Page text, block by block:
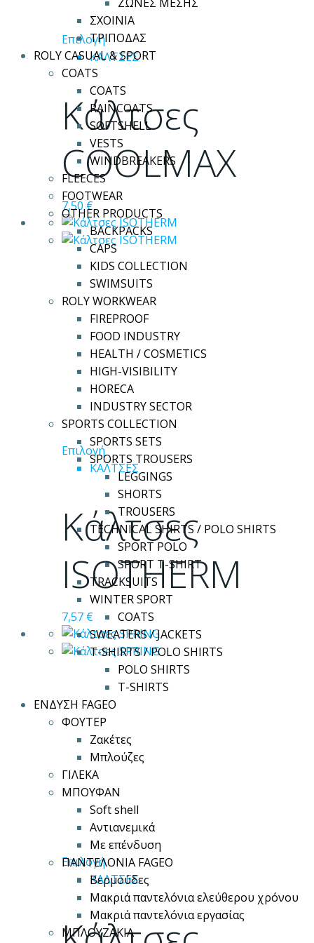
ΖΩΝΕΣ ΜΕΣΗΣ
ΣΧΟΙΝΙΑ
ΤΡΙΠΟΔΑΣ
ROLY CASUAL & SPORT
COATS
COATS
RAINCOATS
SOFTSHELL
VESTS
WINDBREAKERS
FLEECES
FOOTWEAR
OTHER PRODUCTS
BACKPACKS
CAPS
KIDS COLLECTION
SWIMSUITS
ROLY WORKWEAR
FIREPROOF
FOOD INDUSTRY
HEALTH / COSMETICS
HIGH-VISIBILITY
HORECA
INDUSTRY SECTOR
SPORTS COLLECTION
SPORTS SETS
SPORTS TROUSERS
LEGGINGS
SHORTS
TROUSERS
TECHNICAL SHIRTS / POLO SHIRTS
SPORT POLO
SPORT T-SHIRT
TRACKSUITS
WINTER SPORT
COATS
SWEATERS / JACKETS
T-SHIRTS / POLO SHIRTS
POLO SHIRTS
T-SHIRTS
ΕΝΔΥΣΗ FAGEO
ΦΟΥΤΕΡ
Ζακέτες
Μπλούζες
ΓΙΛΕΚΑ
ΜΠΟΥΦΑΝ
Soft shell
Αντιανεμικά
Με επένδυση
ΠΑΝΤΕΛΟΝΙΑ FAGEO
Βερμούδες
Μακριά παντελόνια ελεύθερου χρόνου
Μακριά παντελόνια εργασίας
ΜΠΛΟΥΖΑΚΙΑ
ΕπιλογήΑυτό
το
έχει
πολλαπλές
παραλλαγές.
Οι
επιλογές
μπορούν
να
επιλεγούν
στη
σελίδα
του
προϊόντος
ΚΑΛΤΣΕΣ
Κάλτσες
COOLMAX
7,50€
ΕπιλογήΑυτό
το
προϊόν
έχει
πολλαπλές
παραλλαγές.
επιλογές
μπορούν
να
επιλεγούν
στη
σελίδα
του
προϊόντος
ΚΑΛΤΣΕΣ
Κάλτσες
ISOTHERM
7,57 €
ΕπιλογήΑυτό
το
προϊόν
έχει
πολλαπλές
ΚΑΛΤΣΕΣ